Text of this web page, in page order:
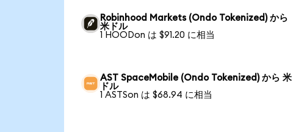
Robinhood Markets (Ondo Tokenized) から
米ドル
1 HOODon は $91.20 に相当
AST SpaceMobile (Ondo Tokenized) から 米
ドル
1 ASTSon は $68.94 に相当